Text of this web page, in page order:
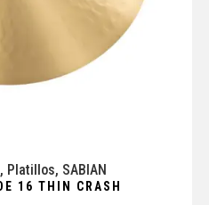
, Platillos, SABIAN
16 THIN CRASH